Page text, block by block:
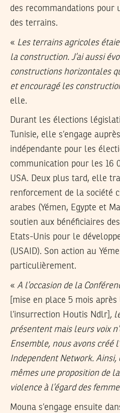
des recommandations pour
des terrains.
« Les terrains agricoles
la construction. J’ai aussi
constructions horizontales
et encouragé les
elle.
Durant les élections
Tunisie, elle s’engage
indépendante pour les
communication pour les 16
USA. Deux plus tard, elle
renforcement de la société
arabes (Yémen, Egypte et
soutien aux bénéficiaires
Etats-Unis pour le
(USAID). Son action au
particulièrement.
« A l’occasion de la
[mise en place 5 mois
l’insurrection Houtis Ndlr] ,
présentent mais leurs voix
Ensemble, nous avons créé
Independent Network.
mêmes une proposition de
violence à l’égard des
Mouna s’engage ensuite